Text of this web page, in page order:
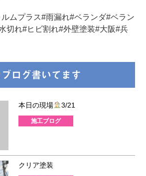
ムプラス#雨漏れ#ベランダ#ベラン
切れ#ヒビ割れ#外壁塗装#大阪#兵
ログ書いてます
本日の現場 3/21
施工ブログ
クリア塗装